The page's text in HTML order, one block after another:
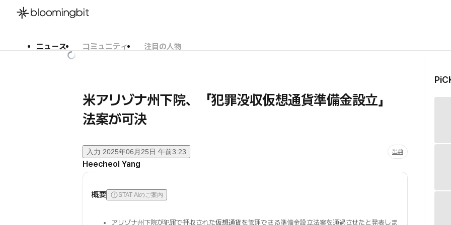
ニュース コミュニティ
注目の人物
米アリゾナ州下院、「犯罪没収仮想通貨準備金設立」
法案が可決
入力 2025年06月25日 午前3:23 出典
Heecheol Yang
概要 STAT AIのご案内
アリゾナ州下院が犯罪で押収された仮想通貨を管理できる準備金設立法案を通過させたと発表しま